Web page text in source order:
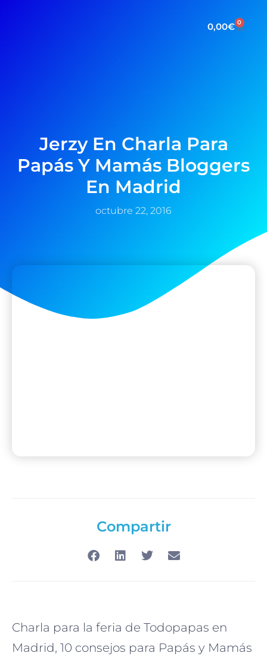
0,00€ 0
Jerzy En Charla Para
Papás Y Mamás Bloggers
En Madrid
octubre 22, 2016
Compartir
Charla para la feria de Todopapas en
Madrid, 10 consejos para Papás y Mamás